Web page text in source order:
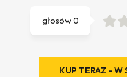
głosów0
KUP TERAZ -